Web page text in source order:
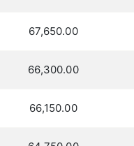
67,650.00
66,300.00
66,150.00